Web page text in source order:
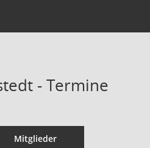
- Termine
Mitglieder